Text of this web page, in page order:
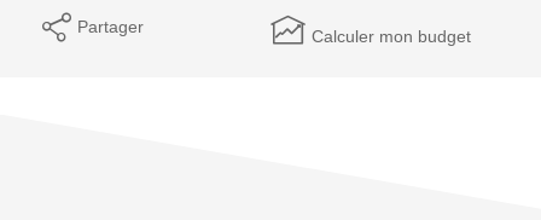
Partager Calculer mon budget